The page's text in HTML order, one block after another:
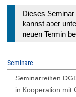
Dieses
kannst aber
neuen Termin
Seminare
... Seminarreihen
... in Kooperation mit